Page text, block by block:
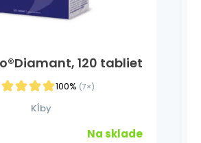
120 tabliet
100% (7×)
Kĺby
Na sklade